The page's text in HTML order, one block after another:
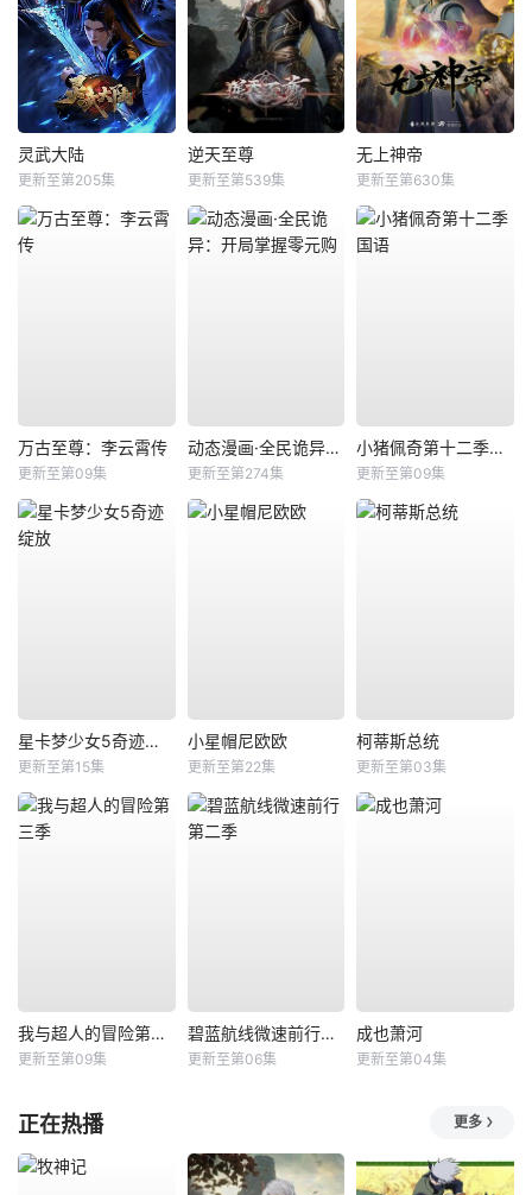
灵武大陆
更新至第205集
逆天至尊
更新至第539集
无上神帝
更新至第630集
万古至尊：李云霄传
更新至第09集
动态漫画·全民诡异：开局掌握零元购
更新至第274集
小猪佩奇第十二季国语
更新至第09集
星卡梦少女5奇迹绽放
更新至第15集
小星帽尼欧欧
更新至第22集
柯蒂斯总统
更新至第03集
我与超人的冒险第三季
更新至第09集
碧蓝航线微速前行第二季
更新至第06集
成也萧河
更新至第04集
正在热播 更多